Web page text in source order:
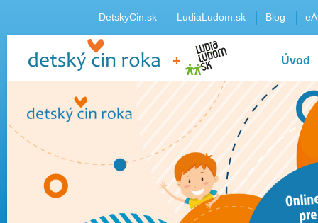
DetskyCin.sk LudiaLudom.sk Blog
Úvod